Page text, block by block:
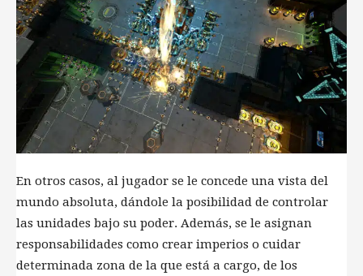
En otros casos, al jugador se le concede una vista del
mundo absoluta, dándole la posibilidad de controlar
las unidades bajo su poder. Además, se le asignan
responsabilidades como crear imperios o cuidar
determinada zona de la que está a cargo, de los